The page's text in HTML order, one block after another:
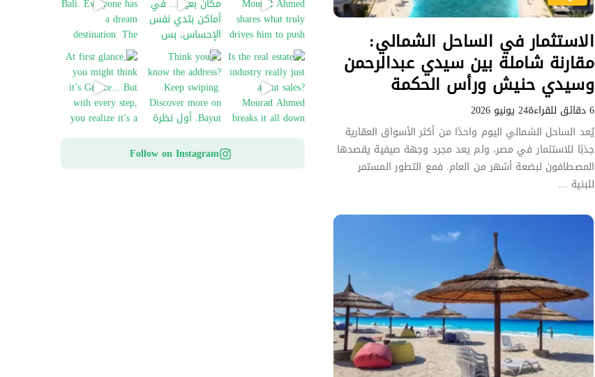
الاستثمار في الساحل الشمالي:
مقارنة شاملة بين سيدي عبدالرحمن
وسيدي حنيش ورأس الحكمة
6 دقائق للقراءة
24 يونيو 2026
يُعد الساحل الشمالي اليوم واحدًا من أكثر الأسواق العقارية
جذبًا للاستثمار في مصر، ولم يعد مجرد وجهة صيفية يقصدها
المصطافون لبضعة أشهر من العام. فمع التطور المستمر
للبنية …
Is the real estate industry really just about sale
Think you know the address? Keep swiping. Discover
At first glance, you might think it’s Greece... Bu
Follow on Instagram